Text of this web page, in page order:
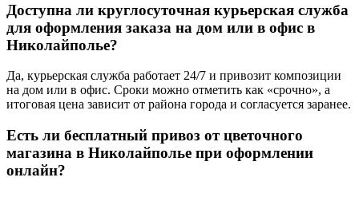
Доступна ли круглосуточная курьерская служба
для оформления заказа на дом или в офис в
Николайполье?
Да, курьерская служба работает 24/7 и привозит композиции
на дом или в офис. Сроки можно отметить как «срочно», а
итоговая цена зависит от района города и согласуется заранее.
Есть ли бесплатный привоз от цветочного
магазина в Николайполье при оформлении
онлайн?